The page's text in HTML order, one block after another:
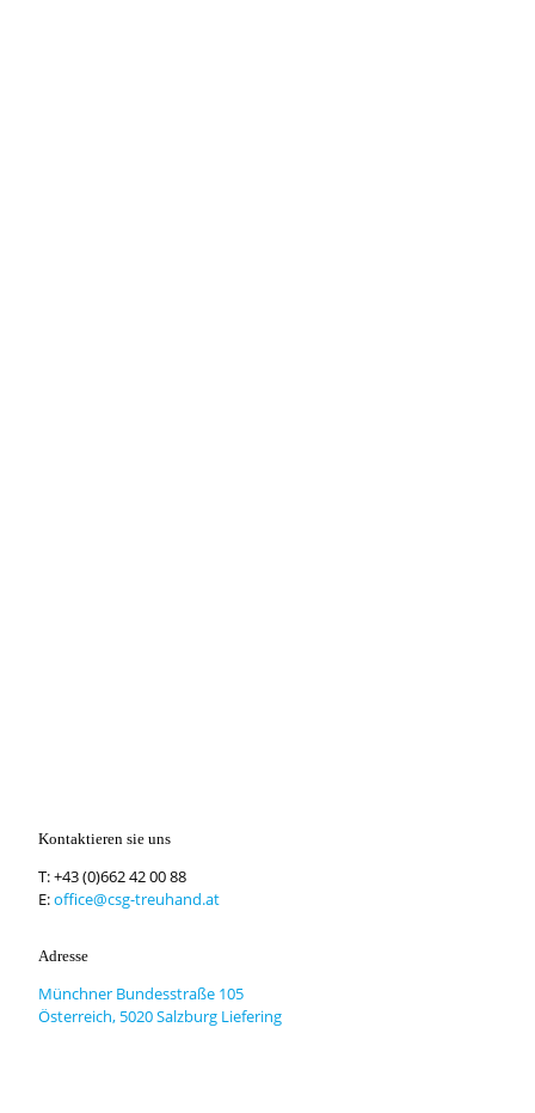
Kontaktieren sie uns
T:+43 (0)662 42 00 88
E:office@csg-treuhand.at
Adresse
Münchner Bundesstraße 105
Österreich, 5020 Salzburg Liefering